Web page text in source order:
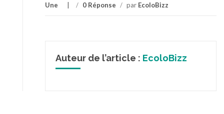
Une / 0 Réponse / par EcoloBizz
Auteur de l’article : EcoloBizz